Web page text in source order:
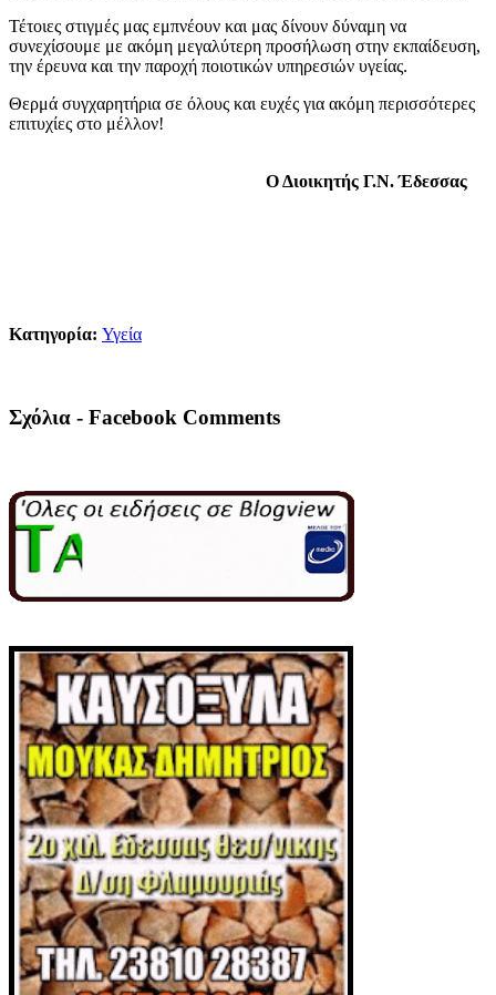
Τέτοιες στιγμές μας εμπνέουν και μας δίνουν δύναμη να
συνεχίσουμε με ακόμη μεγαλύτερη προσήλωση στην εκπαίδευση,
την έρευνα και την παροχή ποιοτικών υπηρεσιών υγείας.
Θερμά συγχαρητήρια σε όλους και ευχές για ακόμη περισσότερες
επιτυχίες στο μέλλον!
Ο Διοικητής Γ.Ν. Έδεσσας
Κατηγορία: Υγεία
Σχόλια - Facebook Comments